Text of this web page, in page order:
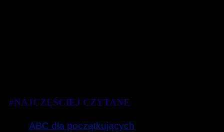
#NAJCZĘŚCIEJ CZYTANE
ABC dla początkujących